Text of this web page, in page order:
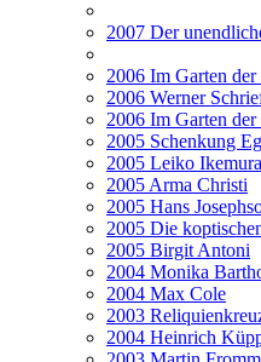
2007 Der
2006 Im Garten
2006 Werner
2006 Im Garten
2005 Schenkung
2005 Leiko Ikemura
2005 Arma Christi
2005 Hans
2005 Die
2005 Birgit Antoni
2004 Monika
2004 Max Cole
2003
2004 Heinrich